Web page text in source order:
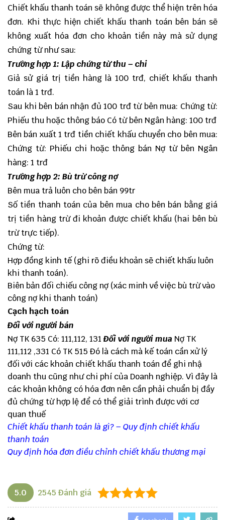
Chiết khấu thanh toán sẽ không được thể hiện trên hóa
đơn. Khi thực hiện chiết khấu thanh toán bên bán sẽ
không xuất hóa đơn cho khoản tiền này mà sử dụng
chứng từ như sau:
Trường hợp 1: Lập chứng từ thu – chi
Giả sử giá trị tiền hàng là 100 trđ, chiết khấu thanh
toán là 1 trđ.
Sau khi bên bán nhận đủ 100 trđ từ bên mua: Chứng từ:
Phiếu thu hoặc thông báo Có từ bên Ngân hàng: 100 trđ
Bên bán xuất 1 trđ tiền chiết khấu chuyển cho bên mua:
Chứng từ: Phiếu chi hoặc thông bán Nợ từ bên Ngân
hàng: 1 trđ
Trường hợp 2: Bù trừ công nợ
Bên mua trả luôn cho bên bán 99tr
Số tiền thanh toán của bên mua cho bên bán bằng giá
trị tiền hàng trừ đi khoản được chiết khấu (hai bên bù
trừ trực tiếp).
Chứng từ:
Hợp đồng kinh tế (ghi rõ điều khoản sẽ chiết khấu luôn
khi thanh toán).
Biên bản đối chiếu công nợ (xác minh về việc bù trừ vào
công nợ khi thanh toán)
Cạch hạch toán
Đối với người bán
Nợ TK 635 Có: 111,112, 131Đối với người mua Nợ TK
111,112 ,331 Có TK 515 Đó là cách mà kế toán cần xử lý
đối với các khoản chiết khấu thanh toán để ghi nhậ
doanh thu cũng như chi phí của Doanh nghiệp. Vì đây là
các khoản không có hóa đơn nên cần phải chuẩn bị đầy
đủ chứng từ hợp lệ để có thể giải trình được với cơ
quan thuế
Chiết khấu thanh toán là gì? – Quy định chiết khấu
thanh toán
Quy định hóa đơn điều chỉnh chiết khấu thương mại
5.0 2545 Đánh giá